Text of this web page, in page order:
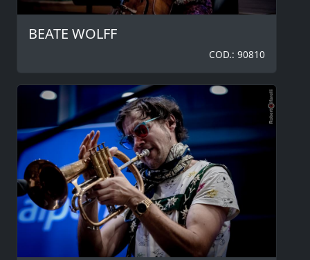
BEATE WOLFF
COD.: 90810